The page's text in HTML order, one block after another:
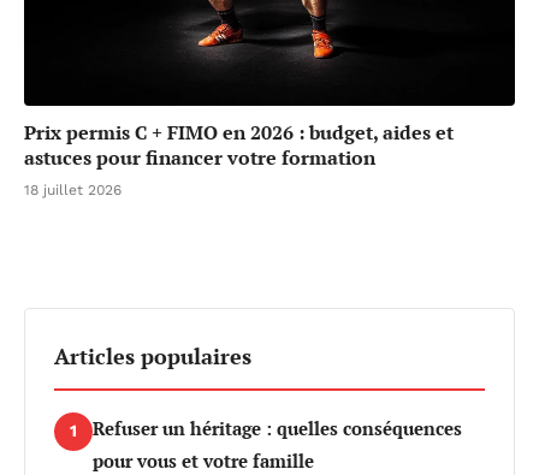
Prix permis C + FIMO en 2026 : budget, aides et
astuces pour financer votre formation
18 juillet 2026
Articles populaires
1
Refuser un héritage : quelles conséquences
pour vous et votre famille